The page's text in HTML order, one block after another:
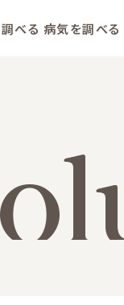
べる 病気を調べる